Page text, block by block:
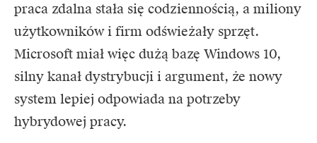
praca zdalna stała się codziennością, a miliony
użytkowników i firm odświeżały sprzęt.
Microsoft miał więc dużą bazę Windows 10,
silny kanał dystrybucji i argument, że nowy
system lepiej odpowiada na potrzeby
hybrydowej pracy.